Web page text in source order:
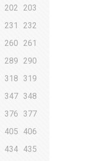
202
203
231
232
260
261
289
290
318
319
347 348
376
377
405
406
434 435